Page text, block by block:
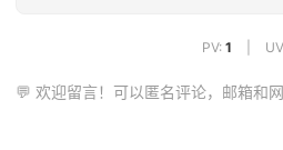
PV: 1
💬 欢迎留言！可以匿名评论，邮箱和网